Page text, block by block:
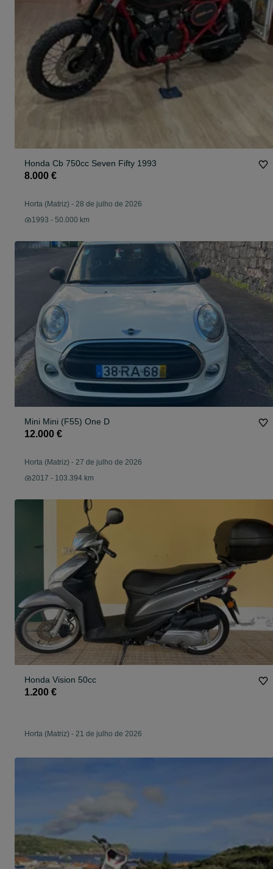
Honda Cb 750cc Seven Fifty 1993
8.000 €
Horta (Matriz) - 28 de julho de 2026
1993 - 50.000 km
Mini Mini (F55) One D
12.000 €
Horta (Matriz) - 27 de julho de 2026
2017 - 103.394 km
Honda Vision 50cc
1.200 €
Horta (Matriz) - 21 de julho de 2026